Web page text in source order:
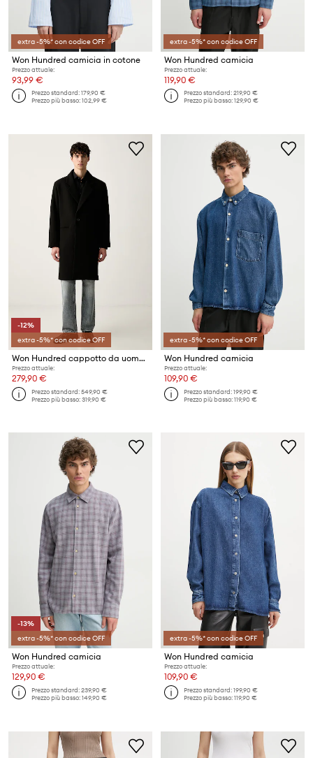
extra -5%* con codice OFF
Won Hundred camicia in cotone
Prezzo attuale:
93,99 €
Prezzo standard:179,90 €
Prezzo più basso:102,99 €
extra -5%* con codice OFF
Won Hundred camicia
Prezzo attuale:
119,90 €
Prezzo standard:219,90 €
Prezzo più basso:129,90 €
-12%
extra -5%* con codice OFF
Won Hundred cappotto da uomo con misto lana
Prezzo attuale:
279,90 €
Prezzo standard:549,90 €
Prezzo più basso:319,90 €
extra -5%* con codice OFF
Won Hundred camicia
Prezzo attuale:
109,90 €
Prezzo standard:199,90 €
Prezzo più basso:119,90 €
-13%
extra -5%* con codice OFF
Won Hundred camicia
Prezzo attuale:
129,90 €
Prezzo standard:239,90 €
Prezzo più basso:149,90 €
extra -5%* con codice OFF
Won Hundred camicia
Prezzo attuale:
109,90 €
Prezzo standard:199,90 €
Prezzo più basso:119,90 €